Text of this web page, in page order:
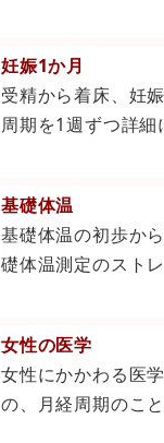
妊娠1か月
受精から着床、妊
周期を1週ずつ詳細
基礎体温
基礎体温の初歩か
礎体温測定のスト
女性の医学
女性にかかわる医
の、月経周期のこと